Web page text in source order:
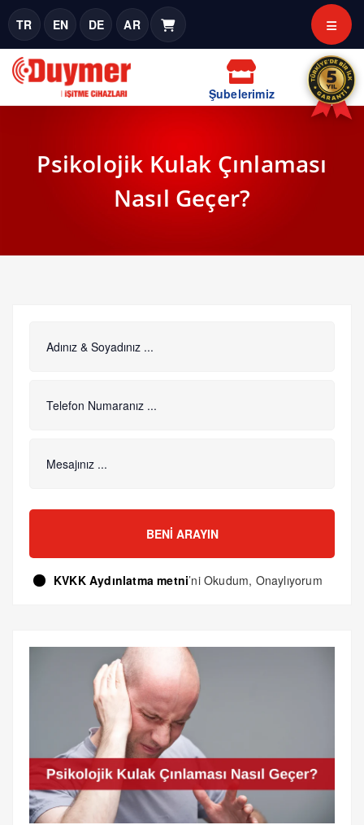
TR EN DE AR
Şubelerimiz
Psikolojik Kulak Çınlaması
Nasıl Geçer?
BENI ARAYIN
KVKK Aydınlatma metni’ni Okudum, Onaylıyorum